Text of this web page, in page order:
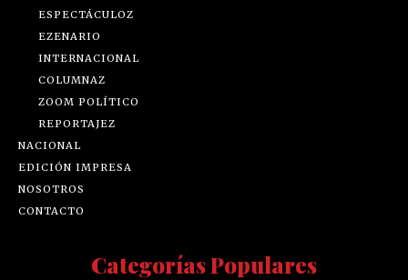
ESPECTÁCULOZ
EZENARIO
INTERNACIONAL
COLUMNAZ
ZOOM POLÍTICO
REPORTAJEZ
NACIONAL
EDICIÓN IMPRESA
NOSOTROS
CONTACTO
Categorías Populares